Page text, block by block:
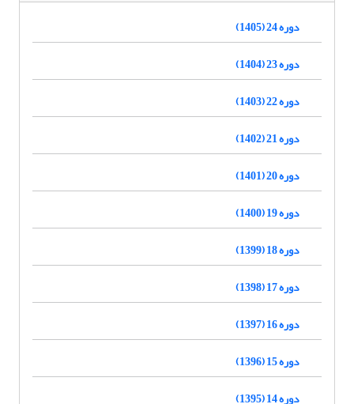
دوره 24 (1405)
دوره 23 (1404)
دوره 22 (1403)
دوره 21 (1402)
دوره 20 (1401)
دوره 19 (1400)
دوره 18 (1399)
دوره 17 (1398)
دوره 16 (1397)
دوره 15 (1396)
دوره 14 (1395)